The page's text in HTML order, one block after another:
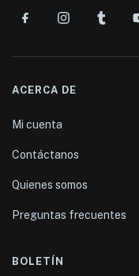
ACERCA DE
Mi cuenta
Contáctanos
Quienes somos
Preguntas frecuentes
BOLETÍN